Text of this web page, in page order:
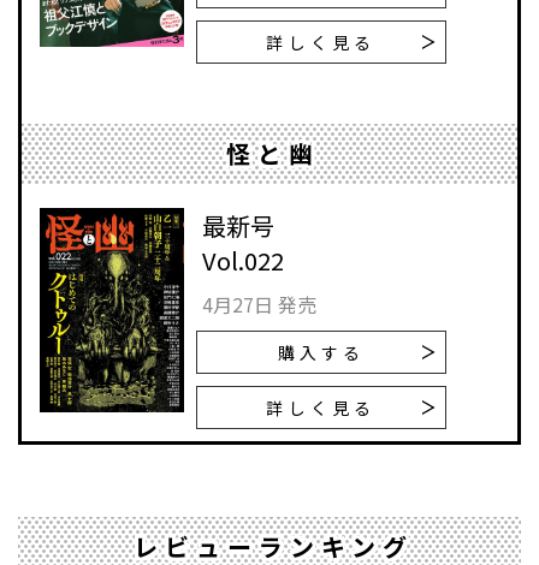
詳しく見る
怪と幽
最新号
Vol.022
4月27日 発売
購入する
詳しく見る
レビューランキング